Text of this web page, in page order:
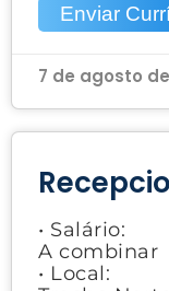
Enviar
7 de agosto
• Salário:
A combinar
• Local: